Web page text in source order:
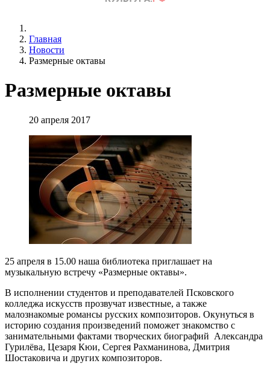
Главная
Новости
Размерные октавы
Размерные октавы
20 апреля 2017
25 апреля в 15.00 наша библиотека приглашает на
музыкальную встречу «Размерные октавы».
В исполнении студентов и преподавателей Псковского
колледжа искусств прозвучат известные, а также
малознакомые романсы русских композиторов. Окунуться в
историю создания произведений поможет знакомство с
занимательными фактами творческих биографий Александра
Гурилёва, Цезаря Кюи, Сергея Рахманинова, Дмитрия
Шостаковича и других композиторов.